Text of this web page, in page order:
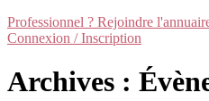
Professionnel ? Rejoindre
Connexion / Inscription
Archives :